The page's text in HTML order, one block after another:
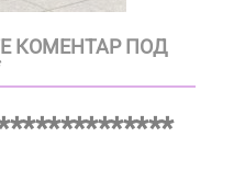
КОМЕНТАР ПОД